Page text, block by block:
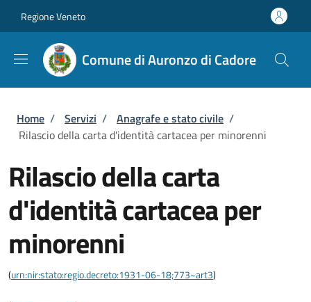
Regione Veneto
Comune di Auronzo di Cadore
Briciole di pane
Home / Servizi / Anagrafe e stato civile /
Rilascio della carta d'identità cartacea per minorenni
Rilascio della carta
d'identità cartacea per
minorenni
(urn:nir:stato:regio.decreto:1931-06-18;773~art3)